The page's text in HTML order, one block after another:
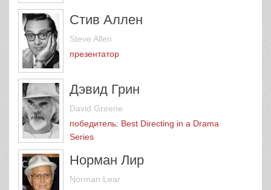
Стив Аллен
Steve Allen
презентатор
Дэвид Грин
David Greene
победитель: Best Directing in a Drama
Series
Норман Лир
Norman Lear